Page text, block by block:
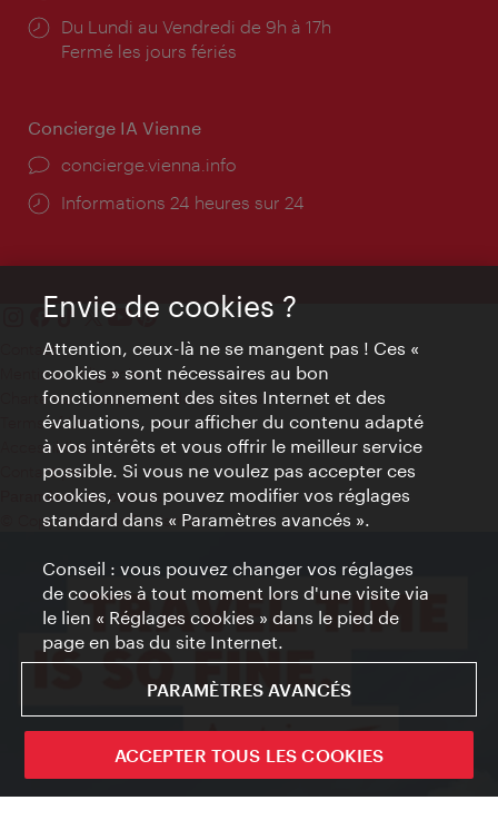
Horaires
d'ouverture:
Du Lundi au Vendredi de 9h à 17h
Fermé les jours fériés
Concierge IA Vienne
Ort:
concierge.vienna.info
Öffnungszeiten:
Informations 24 heures sur 24
Contact
Mentions obligatoires
Charte sur le respect de la vie privée
Terms of Use
Accessibilité
Contact presse
Paramètres de cookies
© Copyright WienTourismus
Envie de cookies ?
Attention, ceux-là ne se mangent pas ! Ces «
cookies » sont nécessaires au bon
fonctionnement des sites Internet et des
évaluations, pour afficher du contenu adapté
à vos intérêts et vous offrir le meilleur service
possible. Si vous ne voulez pas accepter ces
cookies, vous pouvez modifier vos réglages
standard dans « Paramètres avancés ».
Conseil : vous pouvez changer vos réglages
de cookies à tout moment lors d'une visite via
le lien « Réglages cookies » dans le pied de
page en bas du site Internet.
PARAMÈTRES AVANCÉS
ACCEPTER TOUS LES COOKIES